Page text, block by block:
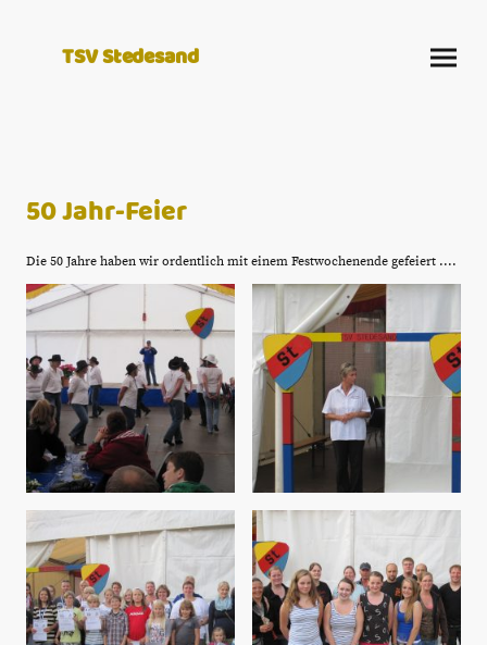
TSV Stedesand
50 Jahr-Feier
Die 50 Jahre haben wir ordentlich mit einem Festwochenende gefeiert ....